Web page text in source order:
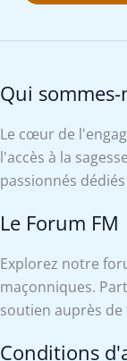
Qui sommes-
Le cœur de
l'accès à la
passionnés
Le Forum FM
Explorez notre
maçonniques.
soutien auprès
Conditions